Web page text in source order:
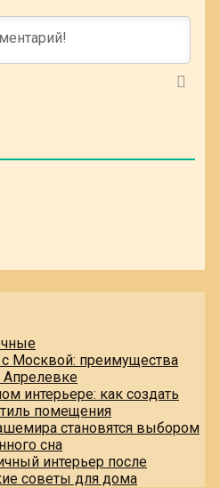
Москвой: преимущества
Апрелевке
интерьере: как создать
помещения
становятся выбором
сна
интерьер после
советы для дома